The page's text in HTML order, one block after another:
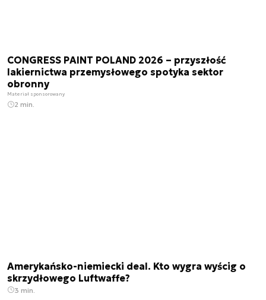
CONGRESS PAINT POLAND 2026 – przyszłość
lakiernictwa przemysłowego spotyka sektor
obronny
Materiał sponsorowany
2 min.
Amerykańsko-niemiecki deal. Kto wygra wyścig o
skrzydłowego Luftwaffe?
3 min.